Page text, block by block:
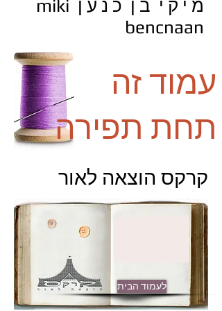
מ י ק י ב ן כ נ ע ן miki
bencnaan
עמוד זה
תחת תפירה
קרקס הוצאה לאור
לעמוד הבית